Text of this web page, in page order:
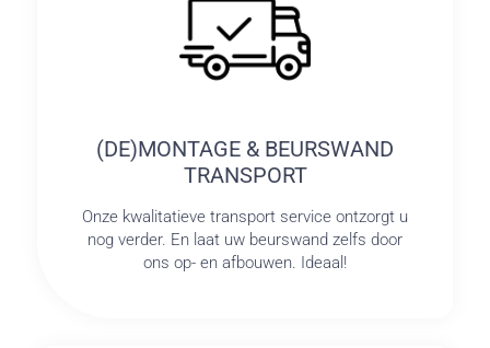
(DE)MONTAGE & BEURSWAND
TRANSPORT
Onze kwalitatieve transport service ontzorgt u
nog verder. En laat uw beurswand zelfs door
ons op- en afbouwen. Ideaal!